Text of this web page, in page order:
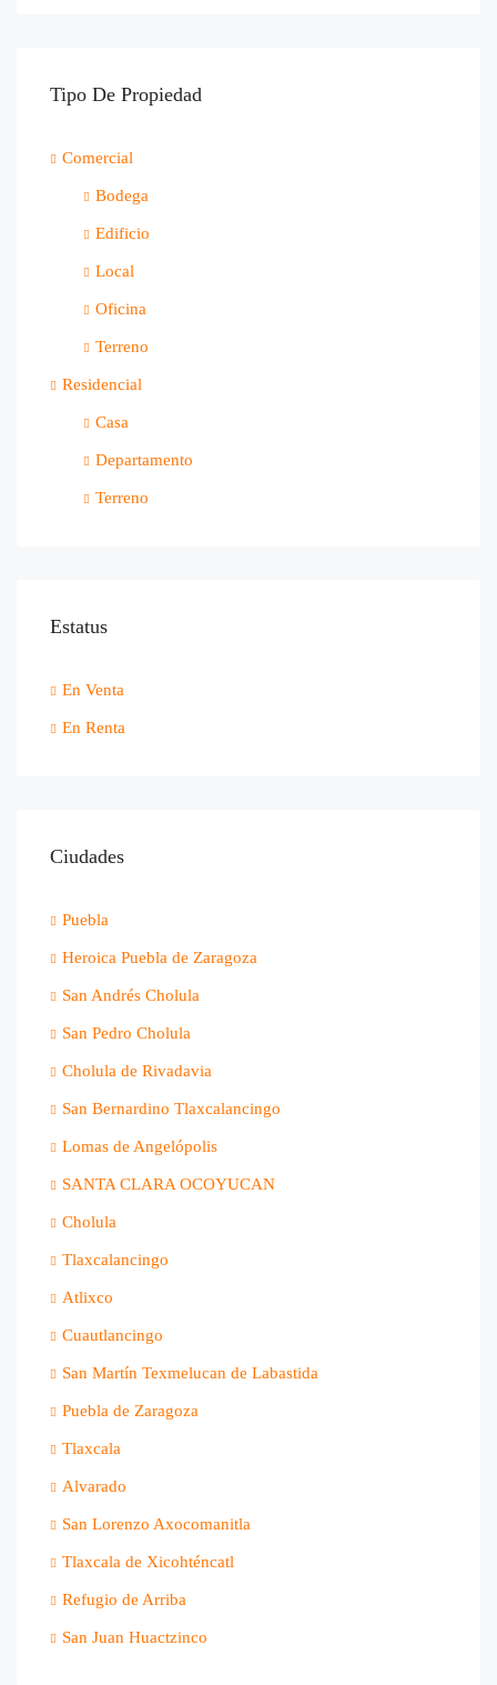
Tipo De Propiedad
Comercial
Bodega
Edificio
Local
Oficina
Terreno
Residencial
Casa
Departamento
Terreno
Estatus
En Venta
En Renta
Ciudades
Puebla
Heroica Puebla de Zaragoza
San Andrés Cholula
San Pedro Cholula
Cholula de Rivadavia
San Bernardino Tlaxcalancingo
Lomas de Angelópolis
SANTA CLARA OCOYUCAN
Cholula
Tlaxcalancingo
Atlixco
Cuautlancingo
San Martín Texmelucan de Labastida
Puebla de Zaragoza
Tlaxcala
Alvarado
San Lorenzo Axocomanitla
Tlaxcala de Xicohténcatl
Refugio de Arriba
San Juan Huactzinco